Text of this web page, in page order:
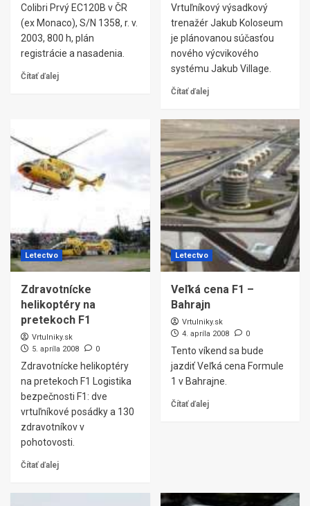
Colibri Prvý EC120B v ČR
(ex Monaco), S/N 1358, r. v.
2003, 800 h, plán
registrácie a nasadenia.
Čítať ďalej
Vrtuľníkový výsadkový
trenažér Jakub Koloseum
je plánovanou súčasťou
nového výcvikového
systému Jakub Village.
Čítať ďalej
Letectvo
Zdravotnícke
helikoptéry na
pretekoch F1
Vrtulniky.sk
5. apríla 2008
0
Zdravotnícke helikoptéry
na pretekoch F1 Logistika
bezpečnosti F1: dve
vrtuľníkové posádky a 130
zdravotníkov v
pohotovosti.
Čítať ďalej
Letectvo
Veľká cena F1 –
Bahrajn
Vrtulniky.sk
4. apríla 2008
0
Tento víkend sa bude
jazdiť Veľká cena Formule
1 v Bahrajne.
Čítať ďalej